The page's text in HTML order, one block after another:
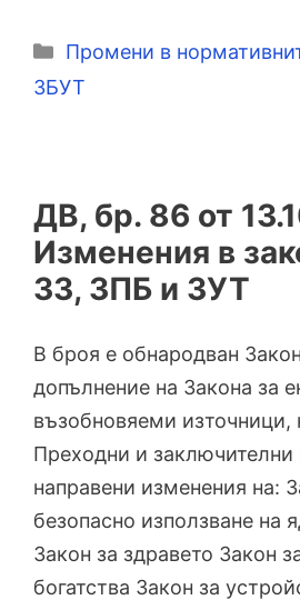
Категории
Промени в
ЗБУТ
ДВ, бр. 86 от
Изменения в
ЗЗ, ЗПБ и ЗУТ
В броя е обнародван
допълнение на Закона за
възобновяеми източници,
Преходни и заключителни
направени изменения на:
безопасно използване на
Закон за здравето Закон
богатства Закон за